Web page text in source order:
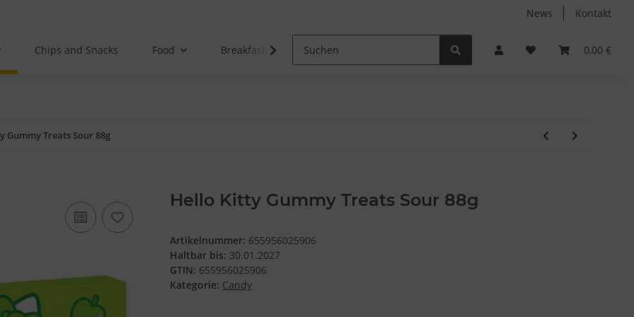
News Kontakt
0,00 €
Chips and Snacks Food Breakfast Non-Food
Gummy Treats Sour 88g
Hello Kitty Gummy Treats Sour 88g
Artikelnummer: 655956025906
Haltbar bis: 30.01.2027
GTIN: 655956025906
Kategorie: Candy